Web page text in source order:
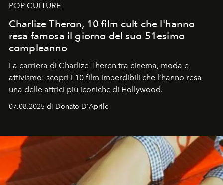
POP CULTURE
Charlize Theron, 10 film cult che l'hanno
resa famosa il giorno del suo 51esimo
compleanno
La carriera di Charlize Theron tra cinema, moda e
attivismo: scopri i 10 film imperdibili che l’hanno resa
una delle attrici più iconiche di Hollywood.
07.08.2025 di Donato D'Aprile